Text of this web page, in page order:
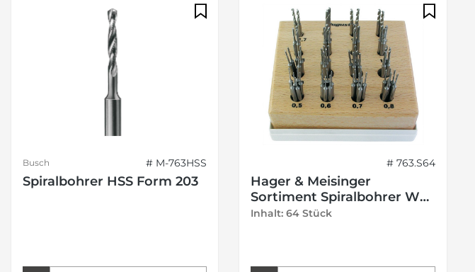
Busch # M-763HSS
Spiralbohrer HSS Form 203
# 763.S64
Hager & Meisinger
Sortiment Spiralbohrer WS
Form 203
Inhalt: 64 Stück